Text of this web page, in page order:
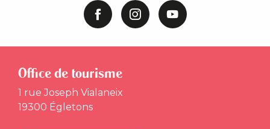
Office de tourisme
1 rue Joseph Vialaneix
19300 Égletons